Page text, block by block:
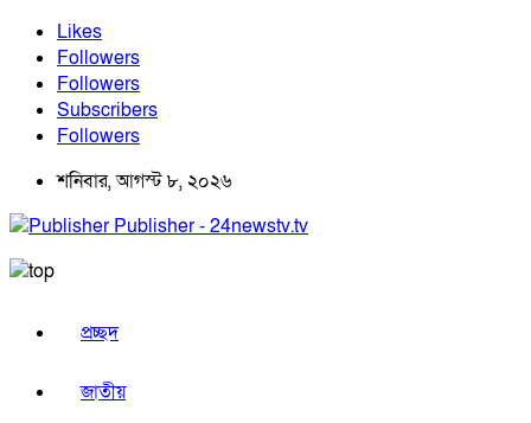
Likes
Followers
Followers
Subscribers
Followers
শনিবার, আগস্ট ৮, ২০২৬
Publisher - 24newstv.tv
প্রচ্ছদ
জাতীয়